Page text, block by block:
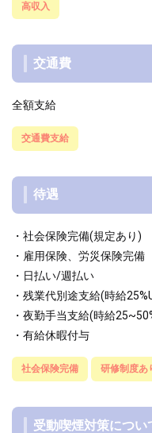
高収入
交通費
全額支給
交通費支給
待遇
・社会保険完備(規定あり)
・雇用保険、労災保険完備
・日払い/週払い
・残業代別途支給(時給
・夜勤手当支給(時給
・有給休暇付与
社会保険完備 研修制度あ
受動喫煙対策につい